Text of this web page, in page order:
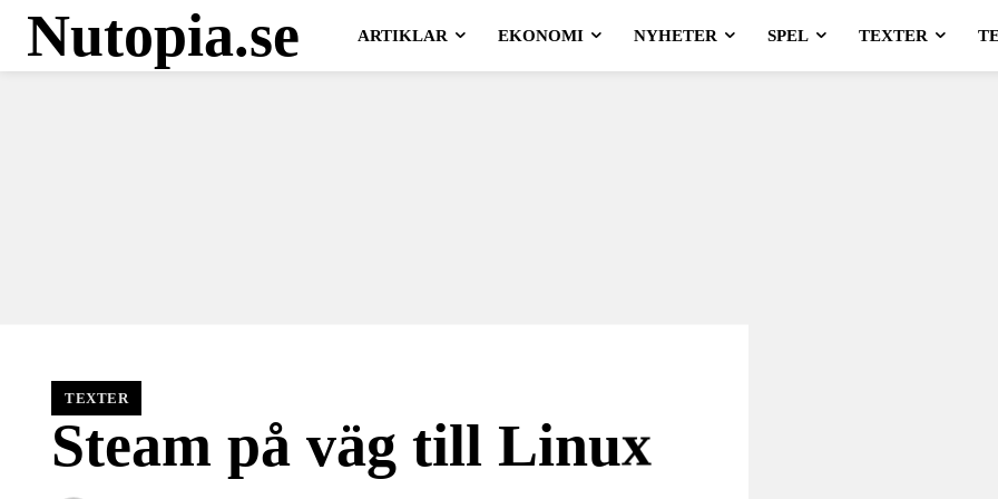
Nutopia.se ARTIKLAR EKONOMI NYHETER SPEL TEXTER
TEXTER
Steam på väg till Linux